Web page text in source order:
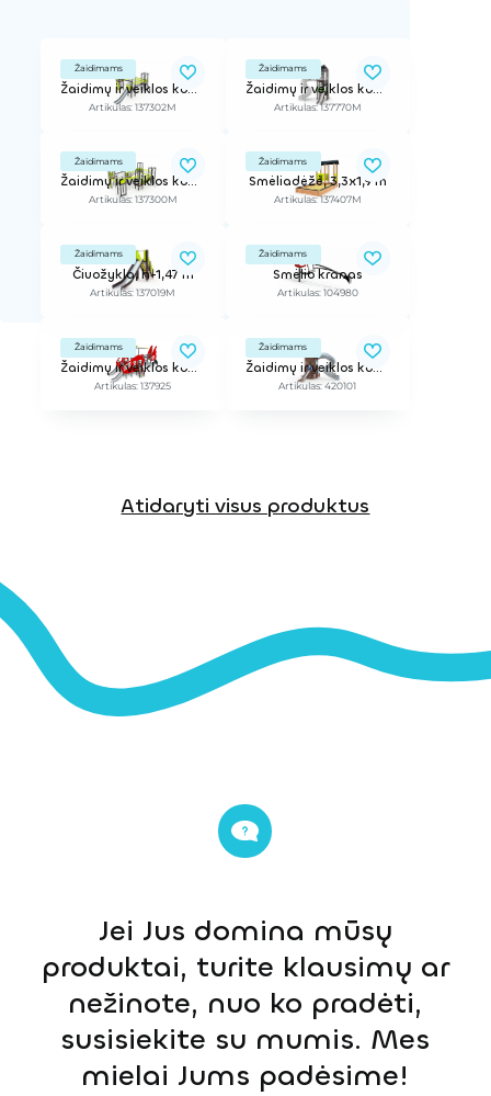
Žaidimams
Žaidimų ir veiklos kompleksas
Artikulas: 137302M
Žaidimams
Žaidimų ir veiklos kompleksas Skyline Town
Artikulas: 137770M
Žaidimams
Žaidimų ir veiklos kompleksas
Artikulas: 137300M
Žaidimams
Smėliadėžė, 3,3x1,9 m
Artikulas: 137407M
Žaidimams
Čiuožykla, h-1,47 m
Artikulas: 137019M
Žaidimams
Smėlio kranas
Artikulas: 104980
Žaidimams
Žaidimų ir veiklos kompleksas
Artikulas: 137925
Žaidimams
Žaidimų ir veiklos kompleksas
Artikulas: 420101
Atidaryti visus produktus
Jei Jus domina mūsų
produktai, turite klausimų ar
nežinote, nuo ko pradėti,
susisiekite su mumis. Mes
mielai Jums padėsime!